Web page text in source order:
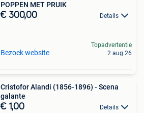
POPPEN MET PRUIK
€ 300,00 Details
Bezoek website
Topadvertentie
2 aug 26
Cristofor Alandi (1856-1896) - Scena
galante
€ 1,00 Details